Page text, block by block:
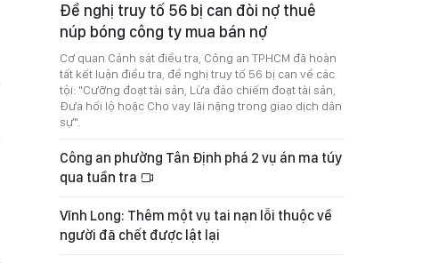
Đề nghị truy tố 56 bị can đòi nợ thuê
núp bóng công ty mua bán nợ
Cơ quan Cảnh sát điều tra, Công an TPHCM đã hoàn
tất kết luận điều tra, đề nghị truy tố 56 bị can về các
tội: "Cưỡng đoạt tài sản, Lừa đảo chiếm đoạt tài sản,
Đưa hối lộ hoặc Cho vay lãi nặng trong giao dịch dân
sự".
Công an phường Tân Định phá 2 vụ án ma túy
qua tuần tra
Vĩnh Long: Thêm một vụ tai nạn lỗi thuộc về
người đã chết được lật lại